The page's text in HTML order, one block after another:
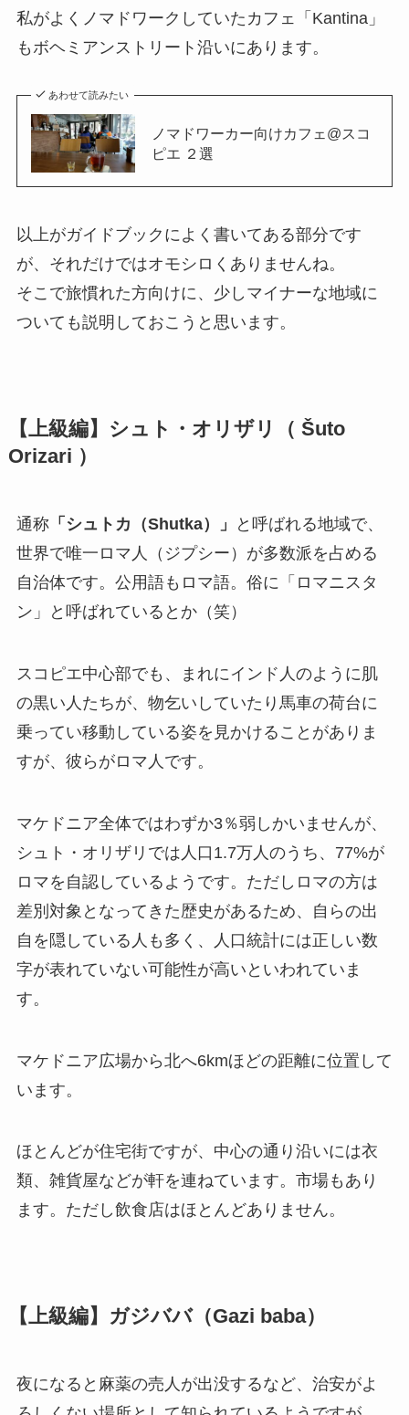
私がよくノマドワークしていたカフェ「Kantina」
もボヘミアンストリート沿いにあります。
あわせて読みたい
ノマドワーカー向けカフェ@スコ
ピエ ２選
以上がガイドブックによく書いてある部分です
が、それだけではオモシロくありませんね。
そこで旅慣れた方向けに、少しマイナーな地域に
ついても説明しておこうと思います。
【上級編】シュト・オリザリ（ Šuto
Orizari ）
通称「シュトカ（Shutka）」
と呼ばれる地域で、
世界で唯一ロマ人（ジプシー）が多数派を占める
自治体です。公用語もロマ語。俗に「ロマニスタ
ン」と呼ばれているとか（笑）
スコピエ中心部でも、まれにインド人のように肌
の黒い人たちが、物乞いしていたり馬車の荷台に
乗ってい移動している姿を見かけることがありま
すが、彼らがロマ人です。
マケドニア全体ではわずか3％弱しかいませんが、
シュト・オリザリでは人口1.7万人のうち、77%が
ロマを自認しているようです。ただしロマの方は
差別対象となってきた歴史があるため、自らの出
自を隠している人も多く、人口統計には正しい数
字が表れていない可能性が高いといわれていま
す。
マケドニア広場から北へ6kmほどの距離に位置して
います。
ほとんどが住宅街ですが、中心の通り沿いには衣
類、雑貨屋などが軒を連ねています。市場もあり
ます。ただし飲食店はほとんどありません。
【上級編】ガジババ（Gazi baba）
夜になると麻薬の売人が出没するなど、治安がよ